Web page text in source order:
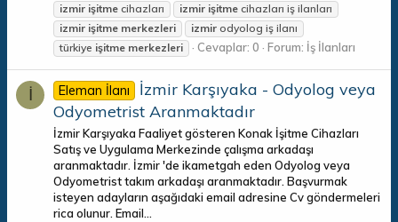
izmir işitme cihazları izmir işitme cihazları iş ilanları
izmir işitme merkezleri izmir odyolog iş ilanı
türkiye işitme merkezleri Cevaplar: 0 Forum: İş İlanları
İ Eleman İlanı
İzmir Karşıyaka - Odyolog veya
Odyometrist Aranmaktadır
İzmir Karşıyaka Faaliyet gösteren Konak İşitme Cihazları
Satış ve Uygulama Merkezinde çalışma arkadaşı
aranmaktadır. İzmir 'de ikametgah eden Odyolog veya
Odyometrist takım arkadaşı aranmaktadır. Başvurmak
isteyen adayların aşağıdaki email adresine Cv göndermeleri
rica olunur. Email...